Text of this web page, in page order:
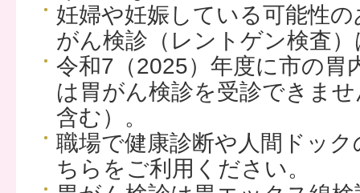
妊婦や妊娠している可能性
がん検診（レントゲン検査
令和7（2025）年度に市の胃
は胃がん検診を受診できま
含む）。
職場で健康診断や人間ドッ
ちらをご利用ください。